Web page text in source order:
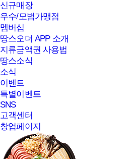
신규매장
우수/모범가맹점
멤버십
땅스오더 APP 소개
지류금액권 사용법
땅스소식
소식
이벤트
특별이벤트
SNS
고객센터
창업페이지